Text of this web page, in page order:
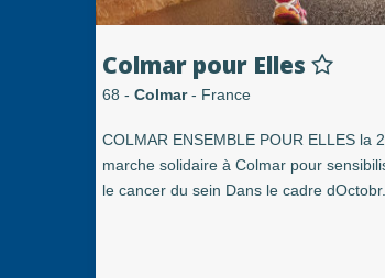
Colmar pour Elles
68 - Colmar- France
COLMAR ENSEMBLE POUR ELLES la
marche solidaire à Colmar pour
le cancer du sein Dans le cadre dOctobr...